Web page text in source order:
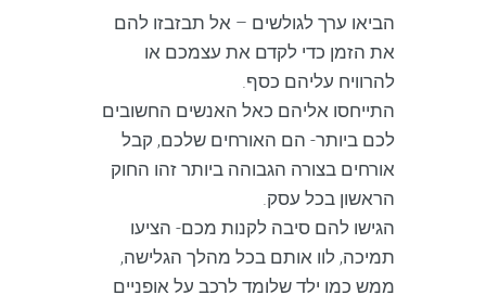
הביאו ערך לגולשים – אל תבזבזו להם
את הזמן כדי לקדם את עצמכם או
להרוויח עליהם כסף.
התייחסו אליהם כאל האנשים החשובים
לכם ביותר- הם האורחים שלכם, קבל
אורחים בצורה הגבוהה ביותר זהו החוק
הראשון בכל עסק.
הגישו להם סיבה לקנות מכם- הציעו
תמיכה, לוו אותם בכל מהלך הגלישה,
ממש כמו ילד שלומד לרכב על אופניים